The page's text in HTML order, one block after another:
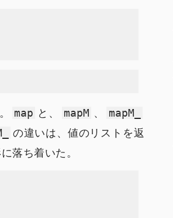
map と、 mapM 、 mapM_
の違いは、値のリストを返
落ち着いた。